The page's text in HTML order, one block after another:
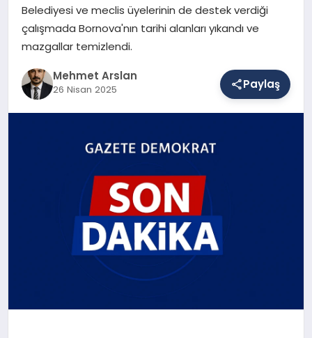
SAĞLIK
EĞITIM
Belediyesi ve meclis üyelerinin de destek verdiği
çalışmada Bornova'nın tarihi alanları yıkandı ve
mazgallar temizlendi.
Mehmet Arslan
26 Nisan 2025 Paylaş